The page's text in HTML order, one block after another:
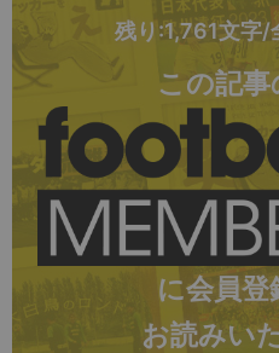
残り:1,761文字
この記
に会員登
お読みい